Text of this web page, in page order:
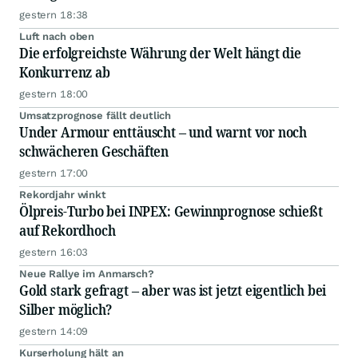
gestern 18:38
Luft nach oben
Die erfolgreichste Währung der Welt hängt die
Konkurrenz ab
gestern 18:00
Umsatzprognose fällt deutlich
Under Armour enttäuscht – und warnt vor noch
schwächeren Geschäften
gestern 17:00
Rekordjahr winkt
Ölpreis-Turbo bei INPEX: Gewinnprognose schießt
auf Rekordhoch
gestern 16:03
Neue Rallye im Anmarsch?
Gold stark gefragt – aber was ist jetzt eigentlich bei
Silber möglich?
gestern 14:09
Kurserholung hält an